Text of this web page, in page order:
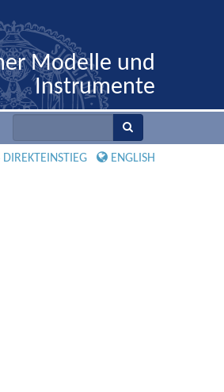
Modelle und
Instrumente
DIREKTEINSTIEG ENGLISH